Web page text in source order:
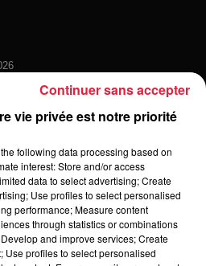
à Strasbourg :
Trautmann réagit
vie privée est notre priorité
following data processing based on
interest: Store and/or access
data to select advertising; Create
Use profiles to select personalised
performance; Measure content
through statistics or combinations
and improve services; Create
Use profiles to select personalised
Continuer sans accepter